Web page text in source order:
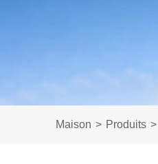
Maison Produits